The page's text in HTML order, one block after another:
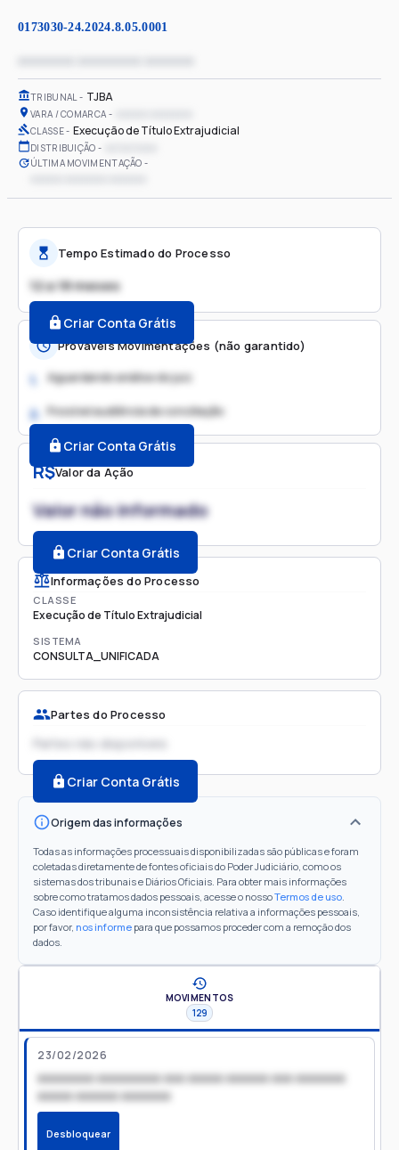
0173030-24.2024.8.05.0001
TRIBUNAL TJBA
VARA / COMARCA
CLASSE Execução de Título Extrajudicial
DISTRIBUIÇÃO
ÚLTIMA MOVIMENTAÇÃO
R$Valor da Ação
Valor não informado
Criar Conta Grátis
Informações do Processo
CLASSE
Execução de Título Extrajudicial
SISTEMA
CONSULTA_UNIFICADA
Partes do Processo
Partes não disponíveis
Criar Conta Grátis
Origem das informações
Todas as informações processuais disponibilizadas são públicas e foram
coletadas diretamente de fontes oficiais do Poder Judiciário, como os
sistemas dos tribunais e Diários Oficiais. Para obter mais informações
sobre como tratamos dados pessoais, acesse o nossoTermos de uso.
Caso identifique alguma inconsistência relativa a informações pessoais,
por favor, nos informe para que possamos proceder com a remoção dos
dados.
Tempo Estimado do Processo
12 a 18 meses
Criar Conta Grátis
Prováveis Movimentações (não garantido)
1. Aguardando análise do juiz
2. Possível audiência de conciliação
Criar Conta Grátis
MOVIMENTOS
129
23/02/2026
xxxxxxxx xxxxxxxxx xxx xxxxx xxxxxx xxx xxxxxxx
xxxxx xxxxxx xxxxxxx
Desbloquear